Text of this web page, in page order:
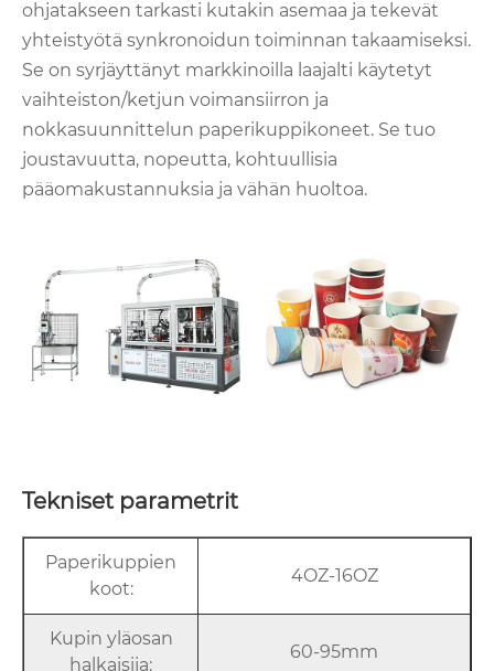
ohjatakseen tarkasti kutakin asemaa ja tekevät
yhteistyötä synkronoidun toiminnan takaamiseksi.
Se on syrjäyttänyt markkinoilla laajalti käytetyt
vaihteiston/ketjun voimansiirron ja
nokkasuunnittelun paperikuppikoneet. Se tuo
joustavuutta, nopeutta, kohtuullisia
pääomakustannuksia ja vähän huoltoa.
Tekniset parametrit
Paperikuppien
koot:
4OZ-16OZ
Kupin yläosan
halkaisija:
60-95mm